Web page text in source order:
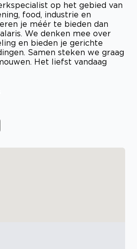
op het gebied van
food, industrie en
je méér te bieden dan
We denken mee over
en bieden je gerichte
Samen steken we graag
Het liefst vandaag